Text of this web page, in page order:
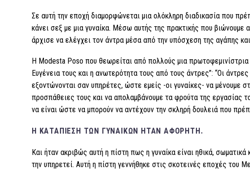
Σε αυτή την εποχή διαμορφώνεται μια ολόκληρη διαδικασία που
κάνει σεξ με μια γυναίκα. Μέσω αυτής της πρακτικής που βιώνουμε
άρχισε να ελέγχει τον άντρα μέσα από την υπόσχεση της αγάπης
H Modesta Poso που θεωρείται από πολλούς μια πρωτοφεμινίστρια
Ευγένεια τους και η ανωτερότητα τους από τους άντρες”: “Οι
εξοντώνονται σαν υπηρέτες, ώστε εμείς -οι γυναίκες- να μένουμε
προσπάθειες τους και να απολαμβάνουμε τα φρούτα της εργασίας
να είναι ώστε να μπορούν να αντέχουν την σκληρή δουλειά που
Η ΚΑΤΑΠΊΕΣΗ ΤΩΝ ΓΥΝΑΙΚΏΝ ΉΤΑΝ ΑΦΌΡΗΤΗ.
Και ήταν ακριβώς αυτή η πίστη πως η γυναίκα είναι ηθικά,
την υπηρετεί. Αυτή η πίστη γεννήθηκε στις σκοτεινές εποχές του